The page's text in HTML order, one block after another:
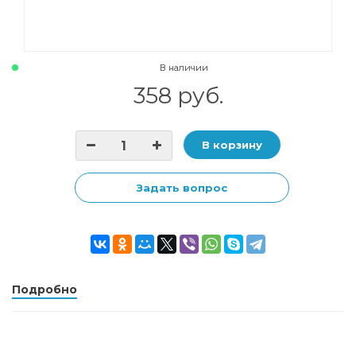
В наличии
358 руб.
В корзину
Задать вопрос
Подробно